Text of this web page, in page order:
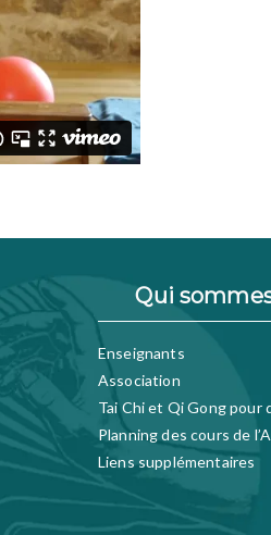
Qui
Enseignants
Association
Tai Chi et Qi Gong pour
Planning des cours de
Liens supplémentaires